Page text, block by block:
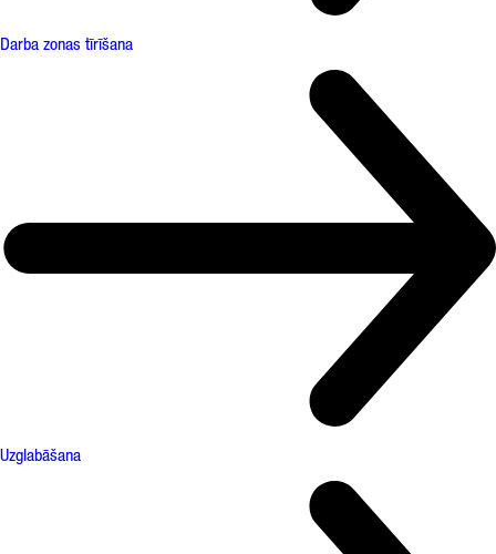
Darba zonas tīrīšana
Uzglabāšana